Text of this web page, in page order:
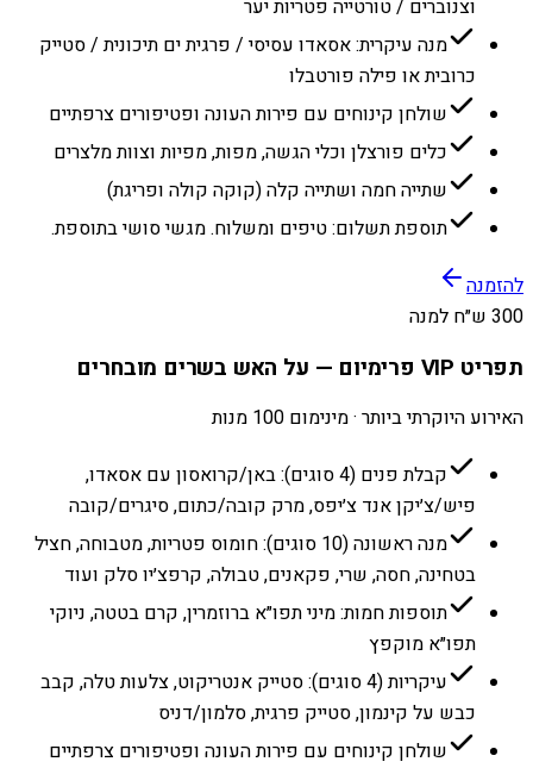
וצנוברים / טורטייה פטריות יער
מנה עיקרית: אסאדו עסיסי / פרגית ים תיכונית / סטייק
כרובית או פילה פורטבלו
שולחן קינוחים עם פירות העונה ופטיפורים צרפתיים
כלים פורצלן וכלי הגשה, מפות, מפיות וצוות מלצרים
שתייה חמה ושתייה קלה (קוקה קולה ופריגת)
תוספת תשלום: טיפים ומשלוח. מגשי סושי בתוספת.
להזמנה
300 ש״ח למנה
תפריט VIP פרימיום — על האש בשרים מובחרים
האירוע היוקרתי ביותר · מינימום 100 מנות
קבלת פנים (4 סוגים): באן/קרואסון עם אסאדו,
פיש/צ׳יקן אנד צ׳יפס, מרק קובה/כתום, סיגרים/קובה
מנה ראשונה (10 סוגים): חומוס פטריות, מטבוחה, חציל
בטחינה, חסה, שרי, פקאנים, טבולה, קרפצ׳יו סלק ועוד
תוספות חמות: מיני תפו״א ברוזמרין, קרם בטטה, ניוקי
תפו״א מוקפץ
עיקריות (4 סוגים): סטייק אנטריקוט, צלעות טלה, קבב
כבש על קינמון, סטייק פרגית, סלמון/דניס
שולחן קינוחים עם פירות העונה ופטיפורים צרפתיים